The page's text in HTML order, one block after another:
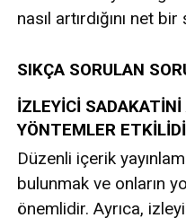
nasıl artırdığını net
SIKÇA SORULAN
İZLEYİCİ
YÖNTEMLER
Düzenli içerik
bulunmak ve onların
önemlidir. Ayrıca,